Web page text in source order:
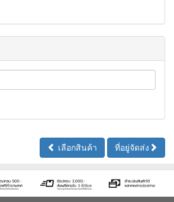
เลือกสินค้า ที่อยู่จัดส่ง